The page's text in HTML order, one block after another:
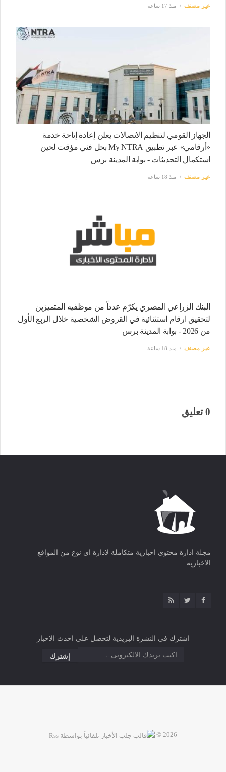
غير مصنف منذ 17 ساعة
الجهاز القومي لتنظيم الاتصالات يعلن إعادة إتاحة خدمة
«أرقامي» عبر تطبيق My NTRA بحل فني مؤقت لحين
استكمال التحديثات - بوابة المدينة برس
غير مصنف منذ 18 ساعة
البنك الزراعي المصري يكرّم عدداً من موظفيه المتميزين
لتحقيق ارقام استثنائية في القروض الشخصية خلال الربع الأول
من 2026 - بوابة المدينة برس
غير مصنف منذ 18 ساعة
0 تعليق
مجلة ادارة محتوى اخبارية متكاملة لادارة اى نوع من المواقع
الاخبارية
اشترك فى النشرة البريدية لتحصل على احدث الاخبار
2026 ©